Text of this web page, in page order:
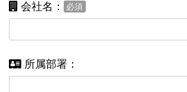
会社名： 必須
所属部署：